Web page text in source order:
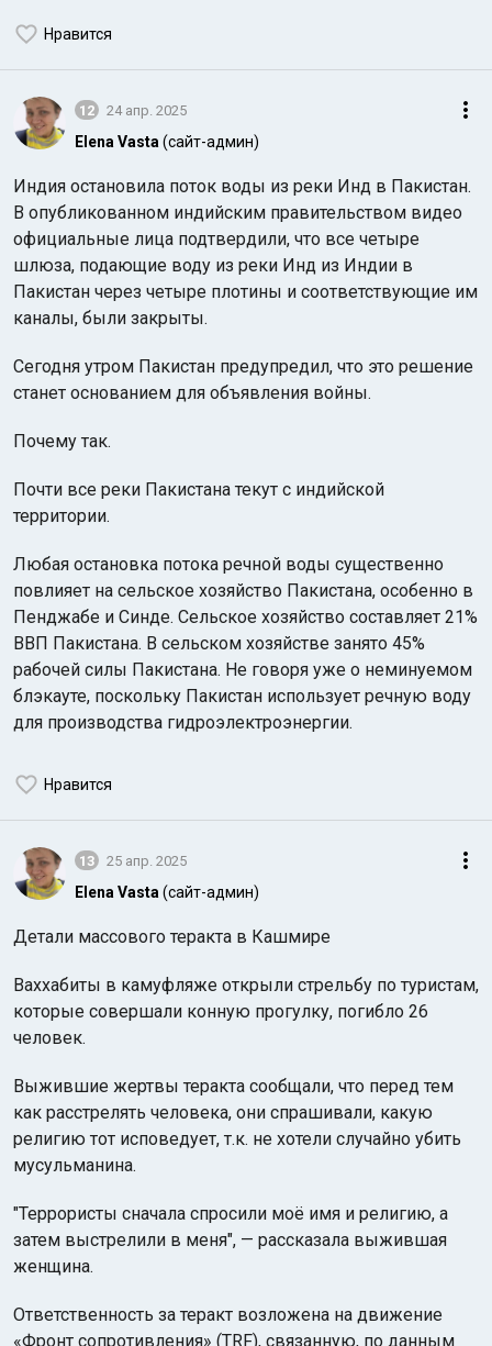
Нравится
12 24 апр. 2025
Elena Vasta(сайт-админ)
Индия остановила поток воды из реки Инд в Пакистан.
В опубликованном индийским правительством видео
официальные лица подтвердили, что все четыре
шлюза, подающие воду из реки Инд из Индии в
Пакистан через четыре плотины и соответствующие им
каналы, были закрыты.
Сегодня утром Пакистан предупредил, что это решение
станет основанием для объявления войны.
Почему так.
Почти все реки Пакистана текут с индийской
территории.
Любая остановка потока речной воды существенно
повлияет на сельское хозяйство Пакистана, особенно в
Пенджабе и Синде. Сельское хозяйство составляет 21%
ВВП Пакистана. В сельском хозяйстве занято 45%
рабочей силы Пакистана. Не говоря уже о неминуемом
блэкауте, поскольку Пакистан использует речную воду
для производства гидроэлектроэнергии.
Нравится
13 25 апр. 2025
Elena Vasta(сайт-админ)
Детали массового теракта в Кашмире
Ваххабиты в камуфляже открыли стрельбу по туристам,
которые совершали конную прогулку, погибло 26
человек.
Выжившие жертвы теракта сообщали, что перед тем
как расстрелять человека, они спрашивали, какую
религию тот исповедует, т.к. не хотели случайно убить
мусульманина.
"Террористы сначала спросили моё имя и религию, а
затем выстрелили в меня", — рассказала выжившая
женщина.
Ответственность за теракт возложена на движение
«Фронт сопротивления» (TRF), связанную, по данным